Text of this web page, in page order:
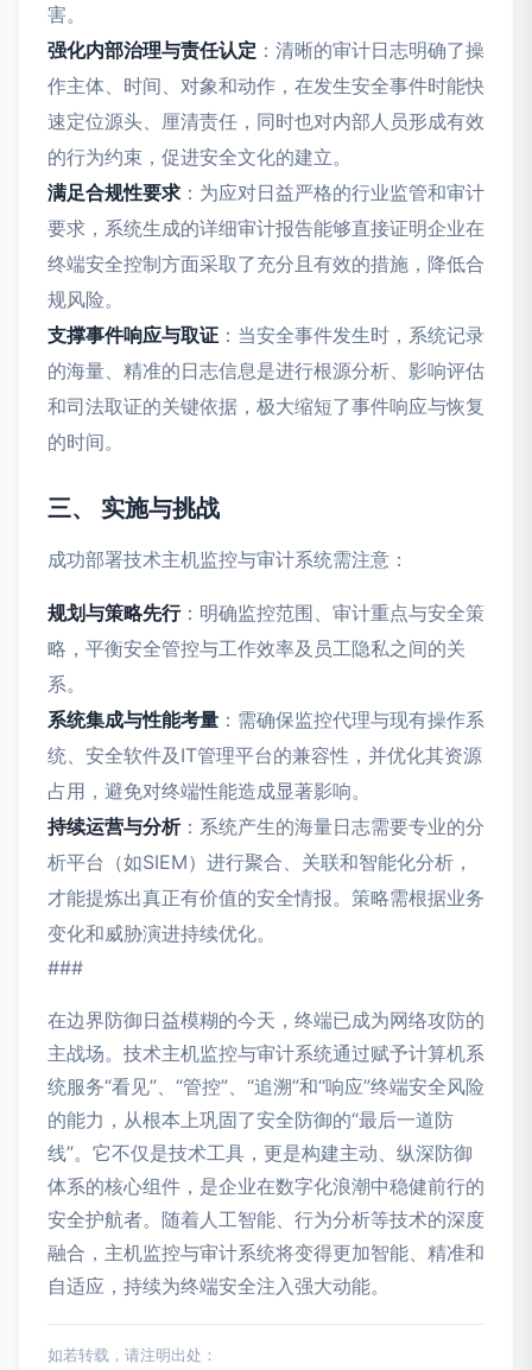
害。
强化内部治理与责任认定 ：清晰的审计日志明确了操
作主体、时间、对象和动作，在发生安全事件时能快
速定位源头、厘清责任，同时也对内部人员形成有效
的行为约束，促进安全文化的建立。
满足合规性要求 ：为应对日益严格的行业监管和审计
要求，系统生成的详细审计报告能够直接证明企业在
终端安全控制方面采取了充分且有效的措施，降低合
规风险。
支撑事件响应与取证 ：当安全事件发生时，系统记录
的海量、精准的日志信息是进行根源分析、影响评估
和司法取证的关键依据，极大缩短了事件响应与恢复
的时间。
三、 实施与挑战
成功部署技术主机监控与审计系统需注意：
规划与策略先行：明确监控范围、审计重点与安全策
略，平衡安全管控与工作效率及员工隐私之间的关
系。
系统集成与性能考量 ：需确保监控代理与现有操作系
统、安全软件及IT管理平台的兼容性，并优化其资源
占用，避免对终端性能造成显著影响。
持续运营与分析：系统产生的海量日志需要专业的分
析平台（如SIEM）进行聚合、关联和智能化分析，
才能提炼出真正有价值的安全情报。策略需根据业务
变化和威胁演进持续优化。
###
在边界防御日益模糊的今天，终端已成为网络攻防的
主战场。技术主机监控与审计系统通过赋予计算机系
统服务“看见”、“管控”、“追溯”和“响应”终端安全风险
的能力，从根本上巩固了安全防御的“最后一道防
线”。它不仅是技术工具，更是构建主动、纵深防御
体系的核心组件，是企业在数字化浪潮中稳健前行的
安全护航者。随着人工智能、行为分析等技术的深度
融合，主机监控与审计系统将变得更加智能、精准和
自适应，持续为终端安全注入强大动能。
如若转载，请注明出处：